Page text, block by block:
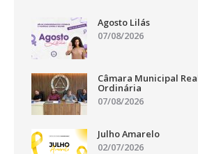
Agosto Lilás
07/08/2026
Câmara Municipal
Ordinária
07/08/2026
Julho Amarelo
02/07/2026